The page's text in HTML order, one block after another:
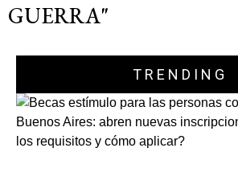
GUERRA"
TRENDING